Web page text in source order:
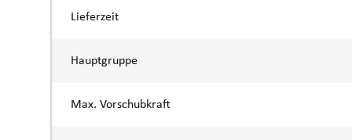
Lieferzeit
Hauptgruppe
Max. Vorschubkraft